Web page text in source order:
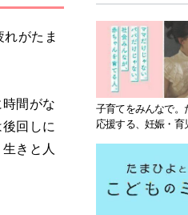
がたま
間がな
回しに
きと人
子育てをみんなで。
応援する、妊娠・